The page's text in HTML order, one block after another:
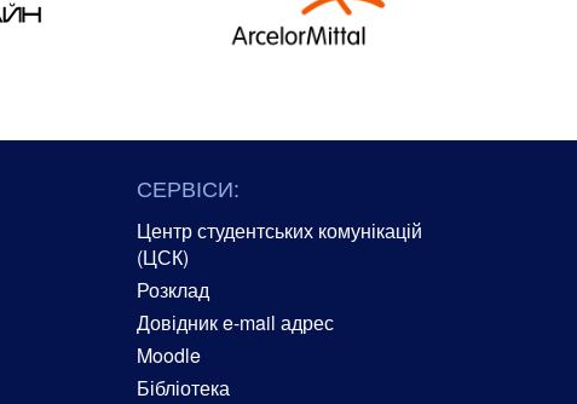
СЕРВІСИ:
Центр студентських комунікацій
(ЦСК)
Розклад
Довідник e-mail адрес
Moodle
Бібліотека